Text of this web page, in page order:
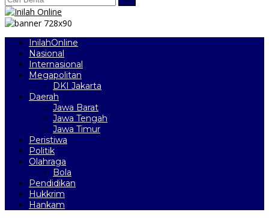
InilahOnline
Nasional
Internasional
Megapolitan
DKI Jakarta
Daerah
Jawa Barat
Jawa Tengah
Jawa Timur
Peristiwa
Politik
Olahraga
Bola
Pendidikan
Hukkrim
Hankam